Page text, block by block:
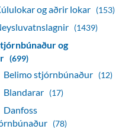
og aðrir lokar (153)
(1439)
og
(699)
Belimo stjórnbúnaður (12)
Blandarar (17)
Danfoss
(78)